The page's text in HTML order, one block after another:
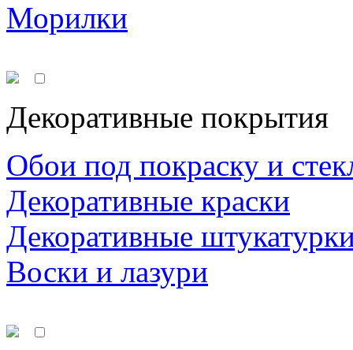
Морилки
Декоративные покрытия
Обои под покраску и
Декоративные краски
Декоративные
Воски и лазури